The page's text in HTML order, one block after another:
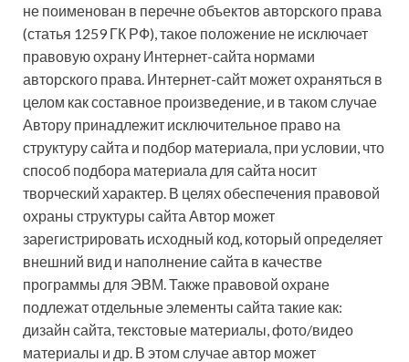
не поименован в перечне объектов авторского права
(статья 1259 ГК РФ), такое положение не исключает
правовую охрану Интернет-сайта нормами
авторского права. Интернет-сайт может охраняться в
целом как составное произведение, и в таком случае
Автору принадлежит исключительное право на
структуру сайта и подбор материала, при условии, что
способ подбора материала для сайта носит
творческий характер. В целях обеспечения правовой
охраны структуры сайта Автор может
зарегистрировать исходный код, который определяет
внешний вид и наполнение сайта в качестве
программы для ЭВМ. Также правовой охране
подлежат отдельные элементы сайта такие как:
дизайн сайта, текстовые материалы, фото/видео
материалы и др. В этом случае автор может